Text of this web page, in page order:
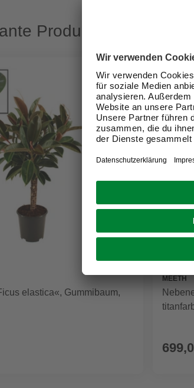
Produkte
elastica«, Gummibaum,
MEETH